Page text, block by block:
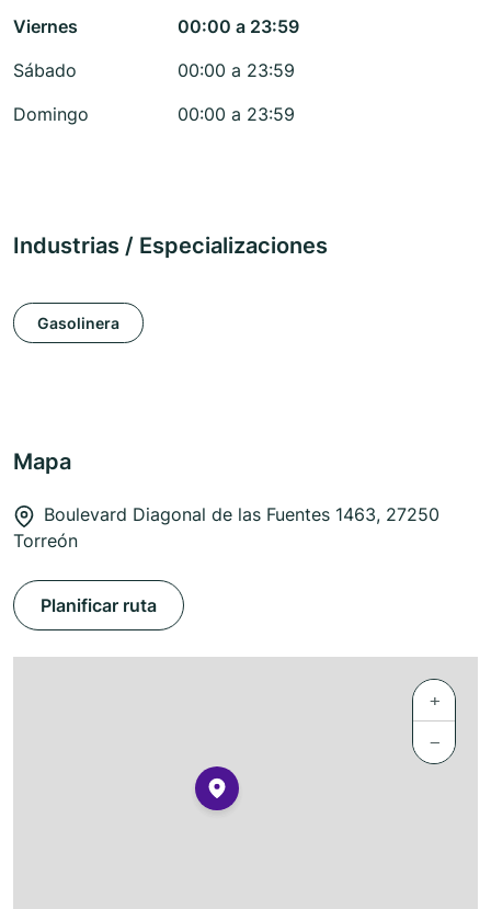
Viernes
00:00 a 23:59
Sábado
00:00 a 23:59
Domingo
00:00 a 23:59
Industrias / Especializaciones
Gasolinera
Mapa
Boulevard Diagonal de las Fuentes 1463, 27250
Torreón
Planificar ruta
+
−